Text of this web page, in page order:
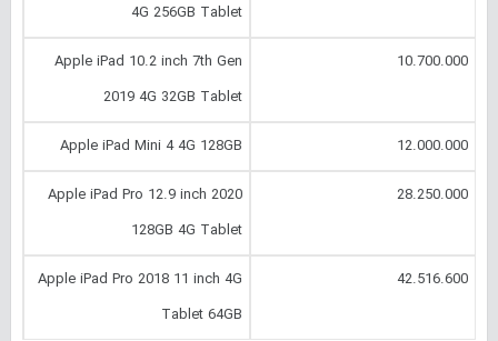
4G 256GB Tablet
10.700.000
Apple iPad 10.2 inch 7th Gen
2019 4G 32GB Tablet
12.000.000
Apple iPad Mini 4 4G 128GB
28.250.000
Apple iPad Pro 12.9 inch 2020
128GB 4G Tablet
42.516.600
Apple iPad Pro 2018 11 inch 4G
Tablet 64GB